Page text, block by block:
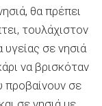
θα πρέπει
τουλάχιστον
σε νησιά
να βρισκόταν
προβαίνουν σε